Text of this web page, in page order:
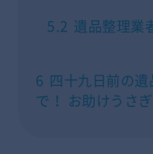
5.2 遺品整理業
6 四十九日前の
で！ お助けうさ